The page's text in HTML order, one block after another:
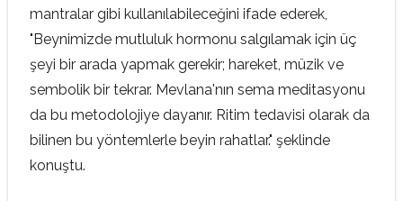
mantralar gibi kullanılabileceğini ifade ederek,
"Beynimizde mutluluk hormonu salgılamak için üç
şeyi bir arada yapmak gerekir; hareket, müzik ve
sembolik bir tekrar. Mevlana'nın sema meditasyonu
da bu metodolojiye dayanır. Ritim tedavisi olarak da
bilinen bu yöntemlerle beyin rahatlar." şeklinde
konuştu.